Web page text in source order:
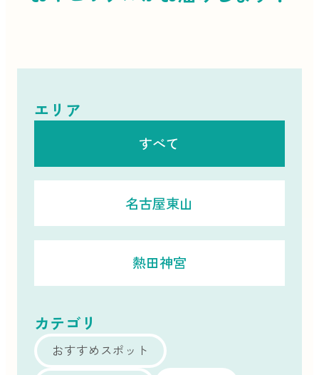
エリア
すべて
名古屋東山
熱田神宮
カテゴリ
おすすめスポット